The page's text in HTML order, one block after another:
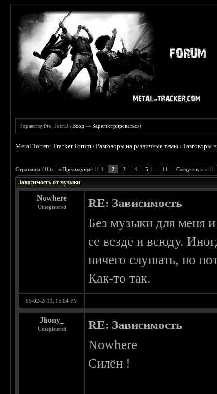
Здравствуйте, Гость! (Вход —Зарегистрироваться)
Metal Torrent Tracker Forum ›Разговоры на различные темы ›Разговоры
Страницы (11): « Предыдущая 1 2 3 4 5 11 Следующая »
Зависимость от музыки
Nowhere
Unregistered RE: Зависимость
Без музыки для меня
ее везде и всюду.
ничего слушать, но
Как-то так.
05-02-2011, 05:04 PM
Jhony_
Unregistered RE: Зависимость
Nowhere
Силён !